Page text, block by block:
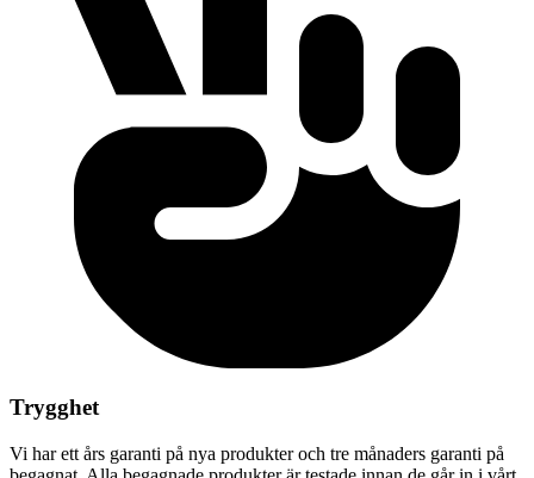
Trygghet
Vi har ett års garanti på nya produkter och tre månaders garanti på